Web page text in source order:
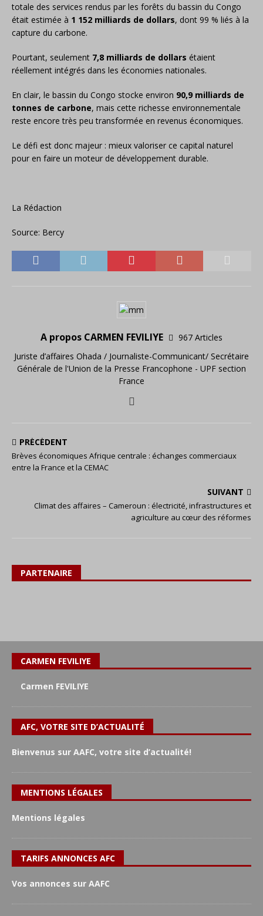
totale des services rendus par les forêts du bassin du Congo
était estimée à 1 152 milliards de dollars, dont 99 % liés à la
capture du carbone.
Pourtant, seulement 7,8 milliards de dollars étaient
réellement intégrés dans les économies nationales.
En clair, le bassin du Congo stocke environ 90,9 milliards de
tonnes de carbone, mais cette richesse environnementale
reste encore très peu transformée en revenus économiques.
Le défi est donc majeur : mieux valoriser ce capital naturel
pour en faire un moteur de développement durable.
La Rédaction
Source: Bercy
A propos CARMEN FEVILIYE
967 Articles
Juriste d’affaires Ohada / Journaliste-Communicant/ Secrétaire
Générale de l'Union de la Presse Francophone - UPF section
France
PRÉCÉDENT
Brèves économiques Afrique centrale : échanges commerciaux
entre la France et la CEMAC
SUIVANT
Climat des affaires – Cameroun : électricité, infrastructures et
agriculture au cœur des réformes
PARTENAIRE
CARMEN FEVILIYE
Carmen FEVILIYE
AFC, VOTRE SITE D’ACTUALITÉ
Bienvenus sur AAFC, votre site d’actualité!
MENTIONS LÉGALES
Mentions légales
TARIFS ANNONCES AFC
Vos annonces sur AAFC